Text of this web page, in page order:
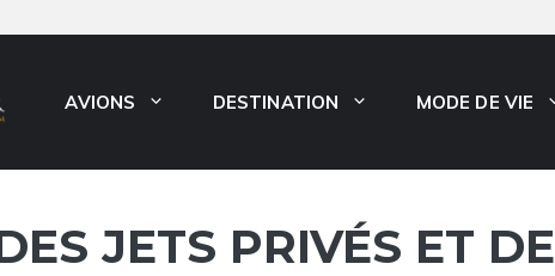
AVIONS DESTINATION MODE DE VIE
JETS PRIVÉS ET DE